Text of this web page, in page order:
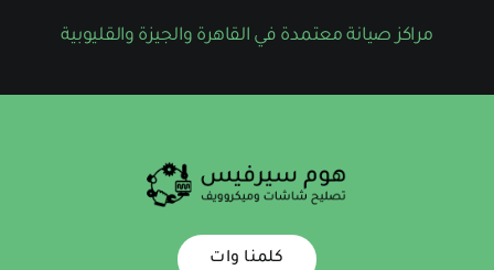
مراكز صيانة معتمدة في القاهرة والجيزة والقليوبية
كلمنا وات